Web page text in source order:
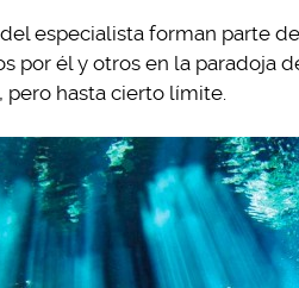
especialista forman parte
por él y otros en la paradoja
hasta cierto límite.